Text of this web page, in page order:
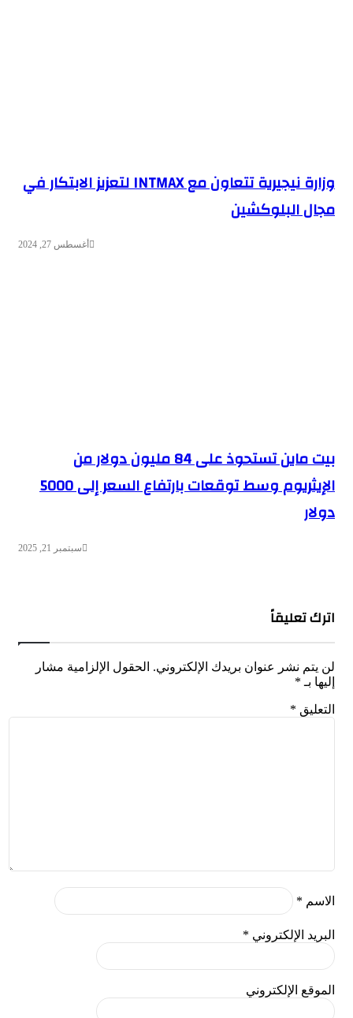
وزارة نيجيرية تتعاون مع INTMAX لتعزيز الابتكار في
مجال البلوكشين
أغسطس 27, 2024
بيت ماين تستحوذ على 84 مليون دولار من
الإيثريوم وسط توقعات بارتفاع السعر إلى 5000
دولار
سبتمبر 21, 2025
اترك تعليقاً
لن يتم نشر عنوان بريدك الإلكتروني. الحقول الإلزامية مشار
إليها بـ *
التعليق *
الاسم *
البريد الإلكتروني *
الموقع الإلكتروني